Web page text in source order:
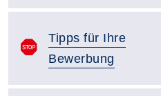
Tipps für Ihre
Bewerbung